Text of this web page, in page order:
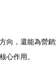
，還能為營
心作用。